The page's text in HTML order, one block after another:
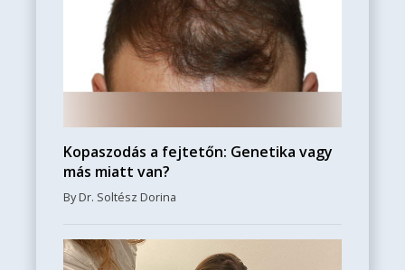
Kopaszodás a fejtetőn: Genetika vagy
más miatt van?
By Dr. Soltész Dorina